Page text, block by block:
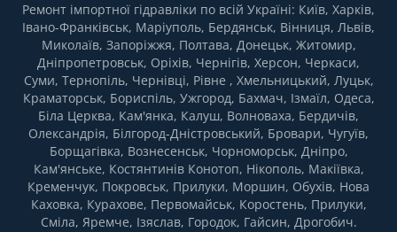
Ремонт імпортної гідравліки по всій Україні: Київ, Харків,
Івано-Франківськ, Маріуполь, Бердянськ, Вінниця, Львів,
Миколаїв, Запоріжжя, Полтава, Донецьк, Житомир,
Дніпропетровськ, Оріхів, Чернігів, Херсон, Черкаси,
Суми, Тернопіль, Чернівці, Рівне , Хмельницький, Луцьк,
Краматорськ, Бориспіль, Ужгород, Бахмач, Ізмаїл, Одеса,
Біла Церква, Кам'янка, Калуш, Волноваха, Бердичів,
Олександрія, Білгород-Дністровський, Бровари, Чугуїв,
Борщагівка, Вознесенськ, Чорноморськ, Дніпро,
Кам'янське, Костянтинів Конотоп, Нікополь, Макіївка,
Кременчук, Покровськ, Прилуки, Моршин, Обухів, Нова
Каховка, Курахове, Первомайськ, Коростень, Прилуки,
Сміла, Яремче, Ізяслав, Городок, Гайсин, Дрогобич.